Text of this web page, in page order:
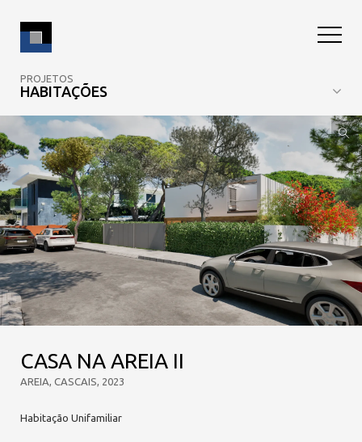
PROJETOS
HABITAÇÕES
CASA NA AREIA II
AREIA, CASCAIS, 2023
Habitação Unifamiliar